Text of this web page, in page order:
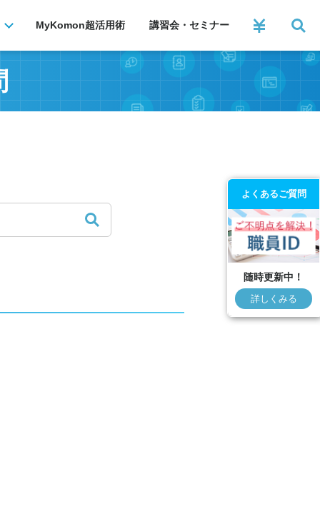
MyKomon超活用術 講習会・セミナー
よくあるご質問
随時更新中！
詳しくみる